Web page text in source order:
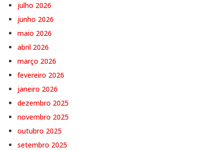
julho 2026
junho 2026
maio 2026
abril 2026
março 2026
fevereiro 2026
janeiro 2026
dezembro 2025
novembro 2025
outubro 2025
setembro 2025